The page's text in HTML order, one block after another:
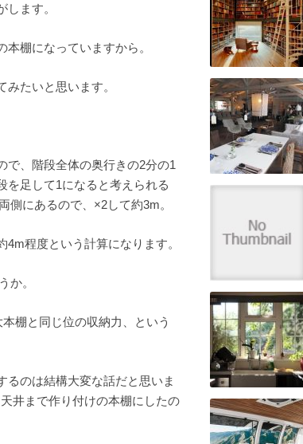
ます。
棚になっていますから。
たいと思います。
で、階段全体の奥行きの2分の1
を足して1になると考えられる
側にあるので、×2して約3m。
4m程度という計算になります。
か。
棚と同じ位の収納力、という
るのは結構大変な話だと思いま
井まで作り付けの本棚にしたの